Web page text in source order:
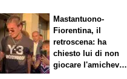
Mastantuono-
Fiorentina, il
retroscena: ha
chiesto lui di non
giocare l'amichevole